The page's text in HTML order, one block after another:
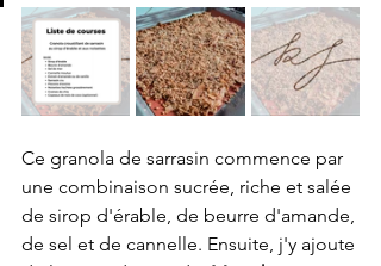
Ce granola de sarrasin commence par
une combinaison sucrée, riche et salée
de sirop d'érable, de beurre d'amande,
de sel et de cannelle. Ensuite, j'y ajoute